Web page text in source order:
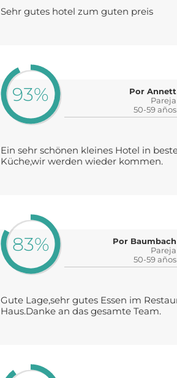
Sehr gutes hotel zum guten preis
93%
Por Annett
Pareja
50-59 años
Ein sehr schönen kleines Hotel in
Küche,wir werden wieder kommen.
83%
Por Baumbach
Pareja
50-59 años
Gute Lage,sehr gutes Essen im
Haus.Danke an das gesamte Team.